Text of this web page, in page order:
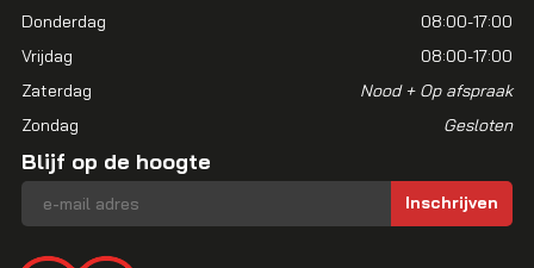
Donderdag
08:00-17:00
Vrijdag
08:00-17:00
Zaterdag
Nood + Op afspraak
Zondag
Gesloten
Blijf op de hoogte
E-mailadres